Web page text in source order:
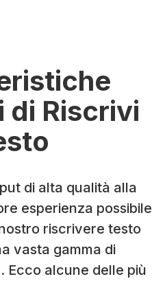
di Riscrivi
di alta qualità alla
esperienza possibile
riscrivere testo
vasta gamma di
Ecco alcune delle più